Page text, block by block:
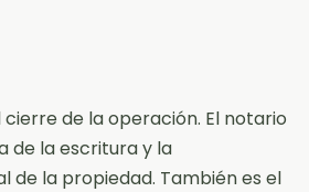
cierre de la operación. El notario
de la escritura y la
de la propiedad. También es el